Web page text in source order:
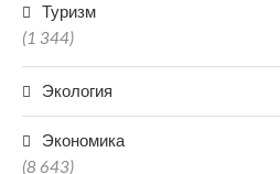
Туризм
(1 344)
Экология
Экономика
(8 643)